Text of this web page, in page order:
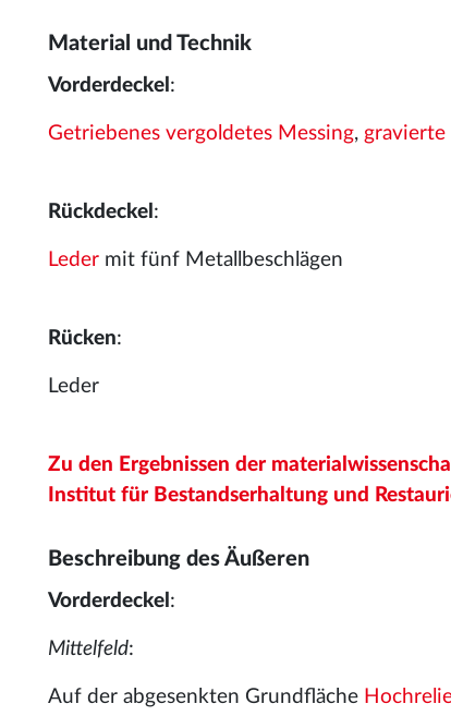
Material und Technik
Vorderdeckel :
Getriebenes vergoldetes Messing, gravierte
Rückdeckel :
Leder mit fünf Metallbeschlägen
Rücken:
Leder
Zu den Ergebnissen der
Institut für Bestandserhaltung und
Beschreibung des Äußeren
Vorderdeckel :
Mittelfeld:
Auf der abgesenkten Grundfläche